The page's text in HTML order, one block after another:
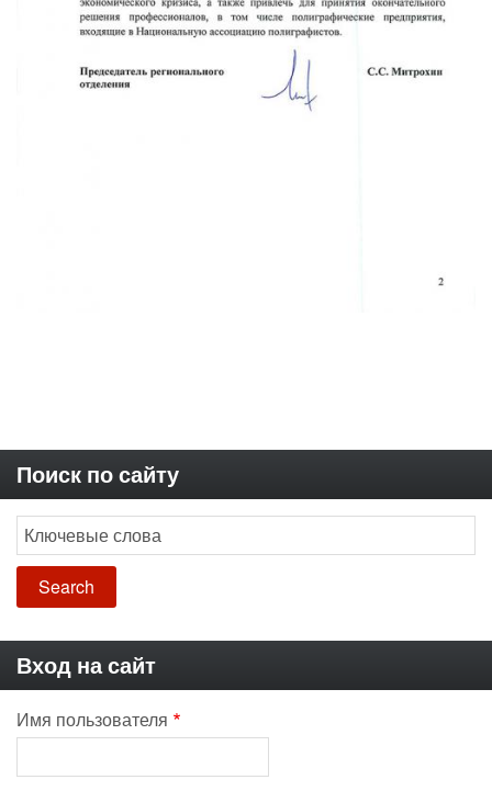
Поиск по сайту
Search
Вход на сайт
Имя пользователя